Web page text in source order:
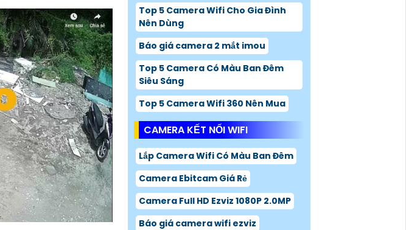
Top 5 Camera Wifi Cho Gia Đình
Nên Dùng
Báo giá camera 2 mắt imou
Top 5 Camera Có Màu Ban Đêm
Siêu Sáng
Top 5 Camera Wifi 360 Nên Mua
CAMERA KẾT NỐI WIFI
Lắp Camera Wifi Có Màu Ban Đêm
Camera Ebitcam Giá Rẻ
Camera Full HD Ezviz 1080P 2.0MP
Báo giá camera wifi ezviz